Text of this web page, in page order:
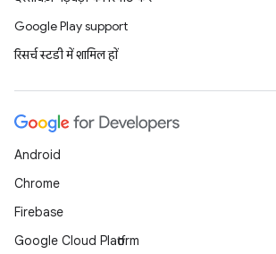
Google Play support
रिसर्च स्टडी में शामिल हों
Android
Chrome
Firebase
Google Cloud Platform